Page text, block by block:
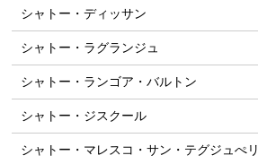
シャトー・ディッサン
シャトー・ラグランジュ
シャトー・ランゴア・バルトン
シャトー・ジスクール
シャトー・マレスコ・サン・テグジュぺリ